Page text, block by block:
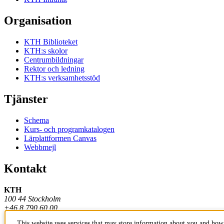
Organisation
KTH Biblioteket
KTH:s skolor
Centrumbildningar
Rektor och ledning
KTH:s verksamhetsstöd
Tjänster
Schema
Kurs- och programkatalogen
Lärplattformen Canvas
Webbmejl
Kontakt
KTH
100 44 Stockholm
+46 8 790 60 00